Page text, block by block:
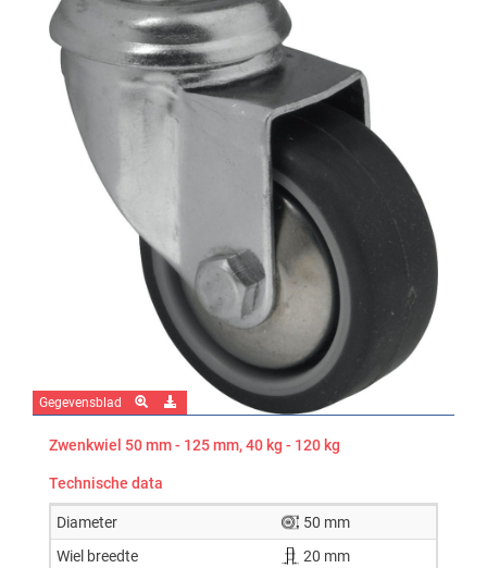
Gegevensblad
Zwenkwiel 50 mm - 125 mm, 40 kg - 120 kg
Technische data
Diameter
50 mm
Wiel breedte
20 mm